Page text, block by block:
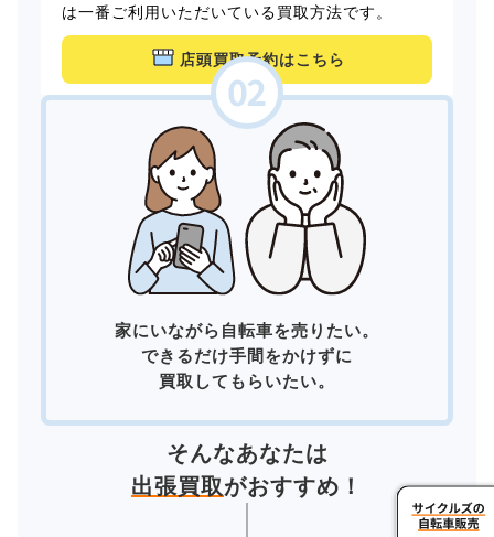
は一番ご利用いただいている買取方法です。
店頭買取予約はこちら
家にいながら自転車を売りたい。
できるだけ手間をかけずに
買取してもらいたい。
そんなあなたは
出張買取がおすすめ！